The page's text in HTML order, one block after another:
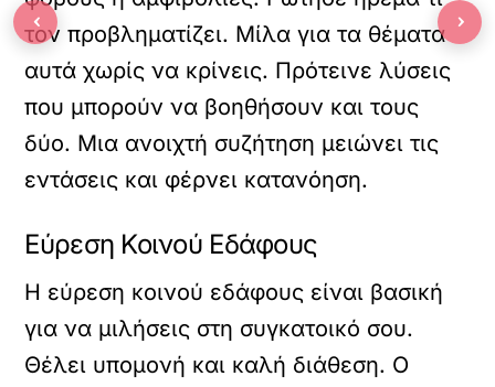
τον προβληματίζει. Μίλα για τα θέματα
αυτά χωρίς να κρίνεις. Πρότεινε λύσεις
που μπορούν να βοηθήσουν και τους
δύο. Μια ανοιχτή συζήτηση μειώνει τις
εντάσεις και φέρνει κατανόηση.
Εύρεση Κοινού Εδάφους
Η εύρεση κοινού εδάφους είναι βασική
για να μιλήσεις στη συγκατοικό σου.
Θέλει υπομονή και καλή διάθεση. Ο
‹ ›